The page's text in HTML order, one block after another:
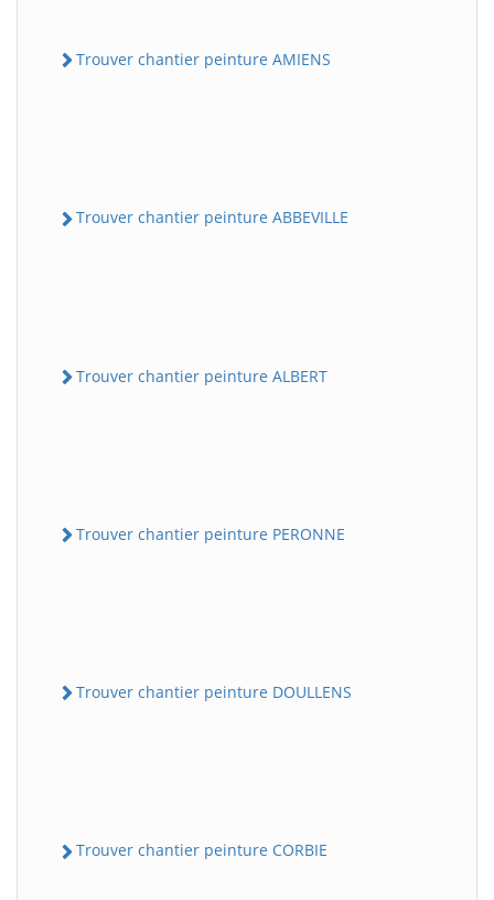
Trouver chantier peinture AMIENS
Trouver chantier peinture ABBEVILLE
Trouver chantier peinture ALBERT
Trouver chantier peinture PERONNE
Trouver chantier peinture DOULLENS
Trouver chantier peinture CORBIE